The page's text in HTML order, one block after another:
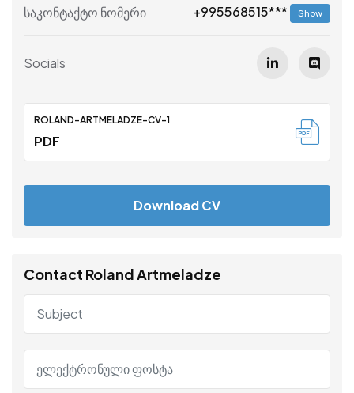
საკონტაქტო ნომერი +995568515*** Show
Socials
ROLAND-ARTMELADZE-CV-1
PDF
Download CV
Contact Roland Artmeladze